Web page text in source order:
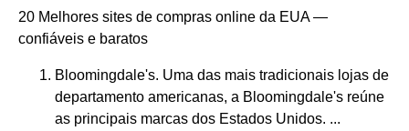
20 Melhores sites de compras online da EUA —
confiáveis e baratos
Bloomingdale's. Uma das mais tradicionais lojas de
departamento americanas, a Bloomingdale's reúne
as principais marcas dos Estados Unidos. ...